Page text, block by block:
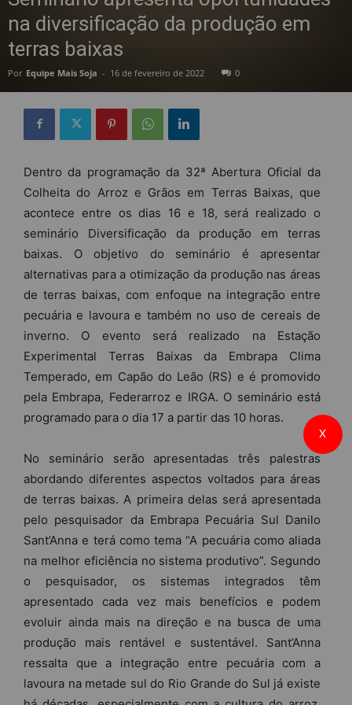
na diversificação da produção em
terras baixas
Por Equipe Mais Soja - 16 de fevereiro de 2022 0
Dentro da programação da 32ª Abertura Oficial da
Colheita do Arroz e Grãos em Terras Baixas, que
acontece entre os dias 16 e 18, será realizado o
seminário Diversificação da produção em terras
baixas. O objetivo do seminário é apresentar
alternativas para a otimização da produção nas áreas
de terras baixas, com enfoque na integração entre
pecuária e lavoura e também no uso de cereais de
inverno. O evento será realizado na Estação
Experimental Terras Baixas da Embrapa Clima
Temperado, em Capão do Leão (RS) e é promovido
pela Embrapa, Federarroz e IRGA. O seminário está
programado para o dia 17 a partir das 10 horas.
No seminário serão apresentadas três palestras
abordando diferentes aspectos voltados para áreas
de terras baixas. A primeira delas será apresentada
pelo pesquisador da Embrapa Pecuária Sul Danilo
Sant’Anna e terá como tema “A pecuária como aliada
na melhor eficiência no sistema produtivo”. Segundo
o pesquisador, os sistemas integrados têm
apresentado cada vez mais benefícios e podem
evoluir ainda mais na direção e na busca de uma
produção mais rentável e sustentável. Sant’Anna
ressalta que a integração entre pecuária com a
lavoura na metade sul do Rio Grande do Sul já existe
X